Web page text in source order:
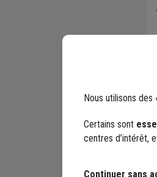
Nous utilisons
Certains sont
centres d’intérêt,
Continuer sans